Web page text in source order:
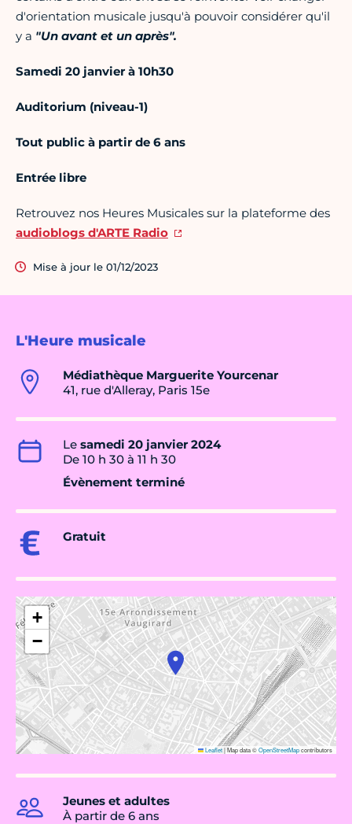
L'Heure musicale
Médiathèque Marguerite Yourcenar
41, rue d'Alleray, Paris 15e
Le samedi 20 janvier 2024
De 10 h 30 à 11 h 30
Évènement terminé
Gratuit
+
−
Leaflet|Map data ©OpenStreetMapcontributors
Jeunes et adultes
À partir de 6 ans
d'orientation musicale jusqu'à pouvoir considérer qu'il
y a "Un avant et un après".
Samedi 20 janvier à 10h30
Auditorium (niveau-1)
Tout public à partir de 6 ans
Entrée libre
Retrouvez nos Heures Musicales sur la plateforme des
audioblogs d'ARTE Radio
Mise à jour le 01/12/2023